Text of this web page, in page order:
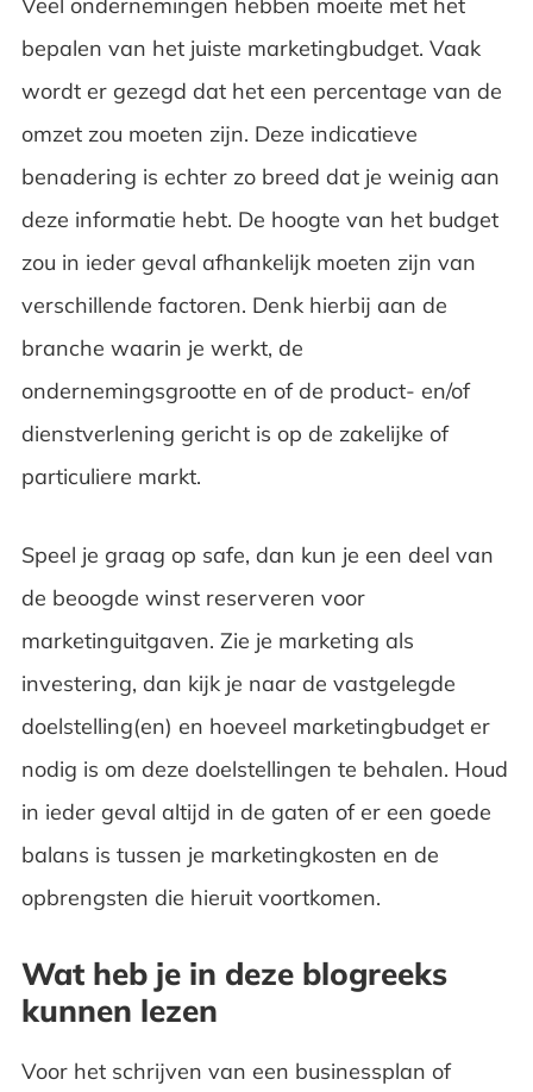
Veel ondernemingen hebben moeite met het
bepalen van het juiste marketingbudget. Vaak
wordt er gezegd dat het een percentage van de
omzet zou moeten zijn. Deze indicatieve
benadering is echter zo breed dat je weinig aan
deze informatie hebt. De hoogte van het budget
zou in ieder geval afhankelijk moeten zijn van
verschillende factoren. Denk hierbij aan de
branche waarin je werkt, de
ondernemingsgrootte en of de product- en/of
dienstverlening gericht is op de zakelijke of
particuliere markt.
Speel je graag op safe, dan kun je een deel van
de beoogde winst reserveren voor
marketinguitgaven. Zie je marketing als
investering, dan kijk je naar de vastgelegde
doelstelling(en) en hoeveel marketingbudget er
nodig is om deze doelstellingen te behalen. Houd
in ieder geval altijd in de gaten of er een goede
balans is tussen je marketingkosten en de
opbrengsten die hieruit voortkomen.
Wat heb je in deze blogreeks
kunnen lezen
Voor het schrijven van een businessplan of